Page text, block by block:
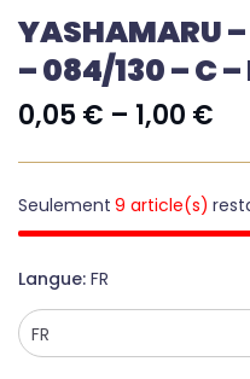
YASHAMARU
– 084/130 – C
0,05€ – 1,00 €
Seulement 9 article(s)
Langue FR